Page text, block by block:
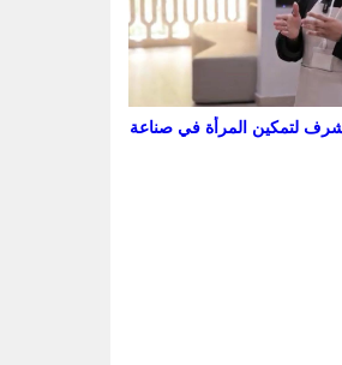
لتمكين المرأة في صناعة